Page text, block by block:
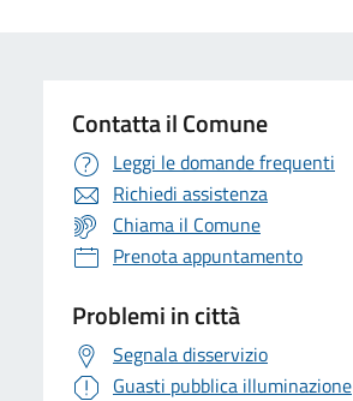
Contatta il Comune
Leggi le domande frequenti
Richiedi assistenza
Chiama il Comune
Prenota appuntamento
Problemi in città
Segnala disservizio
Guasti pubblica illuminazione